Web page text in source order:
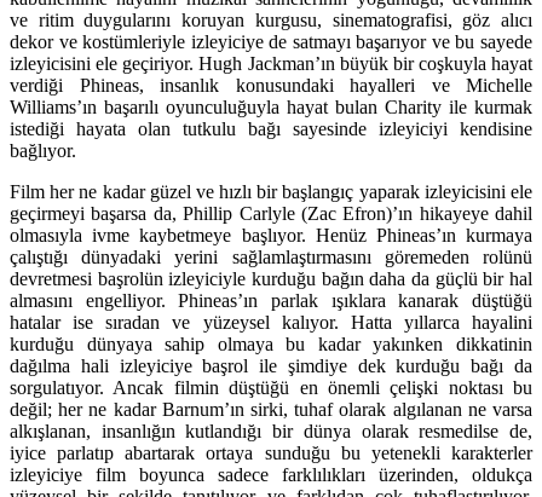
ve ritim duygularını koruyan kurgusu, sinematografisi, göz alıcı
dekor ve kostümleriyle izleyiciye de satmayı başarıyor ve bu sayede
izleyicisini ele geçiriyor. Hugh Jackman’ın büyük bir coşkuyla hayat
verdiği Phineas, insanlık konusundaki hayalleri ve Michelle
Williams’ın başarılı oyunculuğuyla hayat bulan Charity ile kurmak
istediği hayata olan tutkulu bağı sayesinde izleyiciyi kendisine
bağlıyor.
Film her ne kadar güzel ve hızlı bir başlangıç yaparak izleyicisini ele
geçirmeyi başarsa da, Phillip Carlyle (Zac Efron)’ın hikayeye dahil
olmasıyla ivme kaybetmeye başlıyor. Henüz Phineas’ın kurmaya
çalıştığı dünyadaki yerini sağlamlaştırmasını göremeden rolünü
devretmesi başrolün izleyiciyle kurduğu bağın daha da güçlü bir hal
almasını engelliyor. Phineas’ın parlak ışıklara kanarak düştüğü
hatalar ise sıradan ve yüzeysel kalıyor. Hatta yıllarca hayalini
kurduğu dünyaya sahip olmaya bu kadar yakınken dikkatinin
dağılma hali izleyiciye başrol ile şimdiye dek kurduğu bağı da
sorgulatıyor. Ancak filmin düştüğü en önemli çelişki noktası bu
değil; her ne kadar Barnum’ın sirki, tuhaf olarak algılanan ne varsa
alkışlanan, insanlığın kutlandığı bir dünya olarak resmedilse de,
iyice parlatıp abartarak ortaya sunduğu bu yetenekli karakterler
izleyiciye film boyunca sadece farklılıkları üzerinden, oldukça